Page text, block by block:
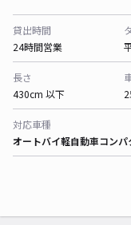
貸出時間
24時間営業
長さ
430cm 以下
対応車種
オートバイ軽自動車コンパ